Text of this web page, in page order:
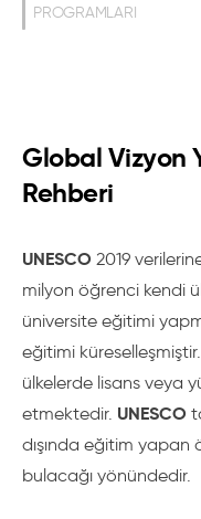
PROGRAMLARI
Global Vizyon
Rehberi
UNESCO 2019
milyon öğrenci kendi
üniversite eğitimi
eğitimi
ülkelerde lisans veya
etmektedir. UNESCO
dışında eğitim yapan
bulacağı yönündedir.